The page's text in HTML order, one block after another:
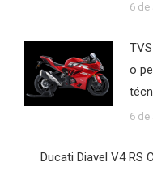
6 de
o
6 de
Ducati Diavel V4 RS